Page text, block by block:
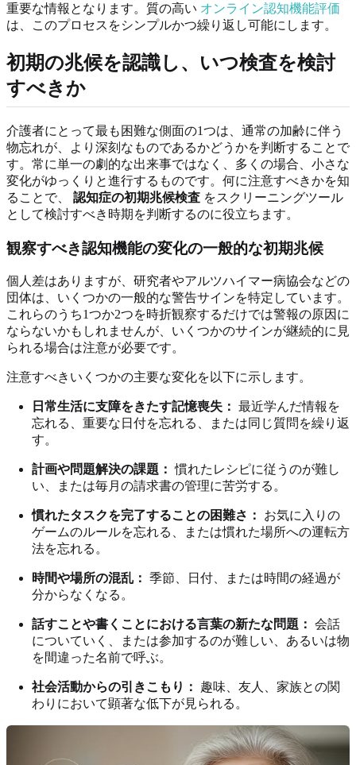
重要な情報となります。質の高い オンライン認知機能評価
は、このプロセスをシンプルかつ繰り返し可能にします。
初期の兆候を認識し、いつ検査を検討
すべきか
介護者にとって最も困難な側面の1つは、通常の加齢に伴う
物忘れが、より深刻なものであるかどうかを判断することで
す。常に単一の劇的な出来事ではなく、多くの場合、小さな
変化がゆっくりと進行するものです。何に注意すべきかを知
ることで、 認知症の初期兆候検査 をスクリーニングツール
として検討すべき時期を判断するのに役立ちます。
観察すべき認知機能の変化の一般的な初期兆候
個人差はありますが、研究者やアルツハイマー病協会などの
団体は、いくつかの一般的な警告サインを特定しています。
これらのうち1つか2つを時折観察するだけでは警報の原因に
ならないかもしれませんが、いくつかのサインが継続的に見
られる場合は注意が必要です。
注意すべきいくつかの主要な変化を以下に示します。
日常生活に支障をきたす記憶喪失： 最近学んだ情報を
忘れる、重要な日付を忘れる、または同じ質問を繰り返
す。
計画や問題解決の課題： 慣れたレシピに従うのが難し
い、または毎月の請求書の管理に苦労する。
慣れたタスクを完了することの困難さ：
お気に入りの
ゲームのルールを忘れる、または慣れた場所への運転方
法を忘れる。
時間や場所の混乱： 季節、日付、または時間の経過が
分からなくなる。
話すことや書くことにおける言葉の新たな問題： 会話
についていく、または参加するのが難しい、あるいは物
を間違った名前で呼ぶ。
社会活動からの引きこもり：
趣味、友人、家族との関
わりにおいて顕著な低下が見られる。